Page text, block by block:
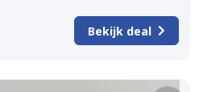
Bekijk deal